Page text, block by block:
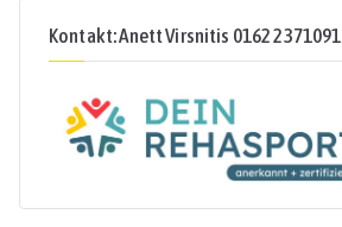
Kontakt: Anett Virsnitis 0162 2371091